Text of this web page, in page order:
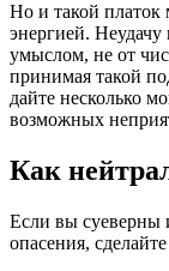
Но и такой платок
энергией.
умыслом, не от
принимая такой
дайте несколько
возможных
Как
Если вы суеверны
опасения,